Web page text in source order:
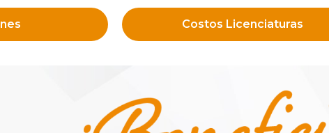
Costos Licenciaturas